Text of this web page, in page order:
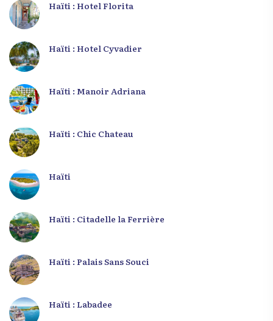
Haïti : Hotel Florita
Haïti : Hotel Cyvadier
Haïti : Manoir Adriana
Haïti : Chic Chateau
Haïti
Haïti : Citadelle la Ferrière
Haïti : Palais Sans Souci
Haïti : Labadee